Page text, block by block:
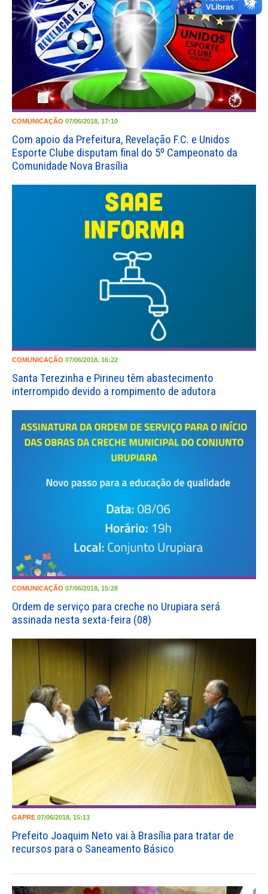
COMUNICAÇÃO 07/06/2018, 17:10
Com apoio da Prefeitura, Revelação F.C. e Unidos
Esporte Clube disputam final do 5º Campeonato da
Comunidade Nova Brasília
COMUNICAÇÃO 07/06/2018, 16:22
Santa Terezinha e Pirineu têm abastecimento
interrompido devido a rompimento de adutora
COMUNICAÇÃO 07/06/2018, 15:28
Ordem de serviço para creche no Urupiara será
assinada nesta sexta-feira (08)
GAPRE 07/06/2018, 15:13
Prefeito Joaquim Neto vai à Brasília para tratar de
recursos para o Saneamento Básico